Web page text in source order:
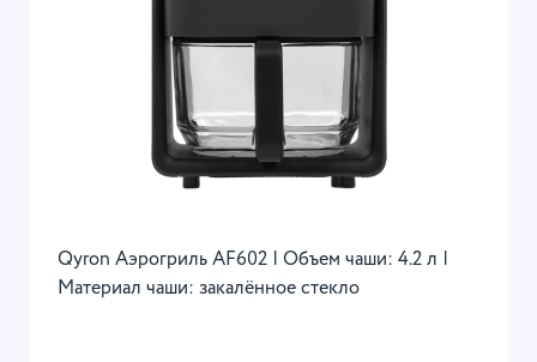
Qyron Аэрогриль AF602 | Объем чаши: 4.2 л |
Материал чаши: закалённое стекло